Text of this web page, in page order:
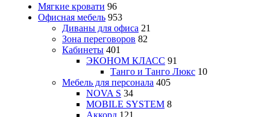
Мягкие кровати 96
Офисная мебель 953
Диваны для офиса 21
Зона переговоров 82
Кабинеты 401
ЭКОНОМ КЛАСС 91
Танго и Танго Люкс 10
Мебель для персонала 405
NOVA S 34
MOBILE SYSTEM 8
Аккорд 121